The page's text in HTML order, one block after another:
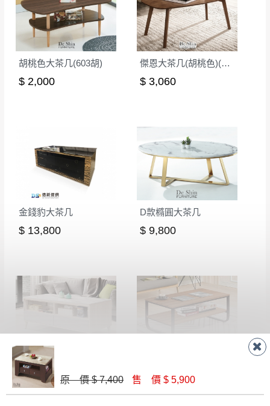
胡桃色大茶几(603胡)
$ 2,000
傑恩大茶几(胡桃色)(MIT-3184)
$ 3,060
金錢豹大茶几
$ 13,800
D款橢圓大茶几
$ 9,800
$ 8,860 $ 3,500
原 價 $ 7,400 售 價 $ 5,900